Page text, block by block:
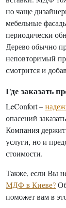
но чаще
мебельные
периодически
Дерево обычно
неповторимый
смотрится и
Где заказать
LeConfort –
опасений
Компания
услуги, но и
стоимости.
Также, если Вы
МДФ в Киеве?
поможет вам в